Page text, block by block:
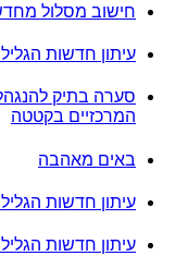
חישוב מסלול
עיתון חדשות הגליל
סערה בתיק
המרכזיים בקטטה
באים מאהבה
עיתון חדשות הגליל
עיתון חדשות הגליל